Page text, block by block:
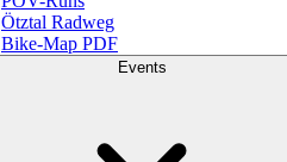
Ötztal Radweg
Bike-Map PDF
Events